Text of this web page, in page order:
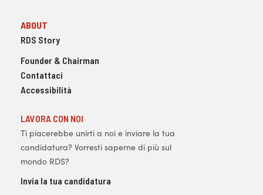
ABOUT
RDS Story
Founder & Chairman
Contattaci
Accessibilità
LAVORA CON NOI
Ti piacerebbe unirti a noi e inviare la tua
candidatura? Vorresti saperne di più sul
mondo RDS?
Invia la tua candidatura